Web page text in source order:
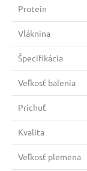
Protein
Vláknina
Špecifikácia
Veľkosť balenia
Príchuť
Kvalita
Veľkosť plemena